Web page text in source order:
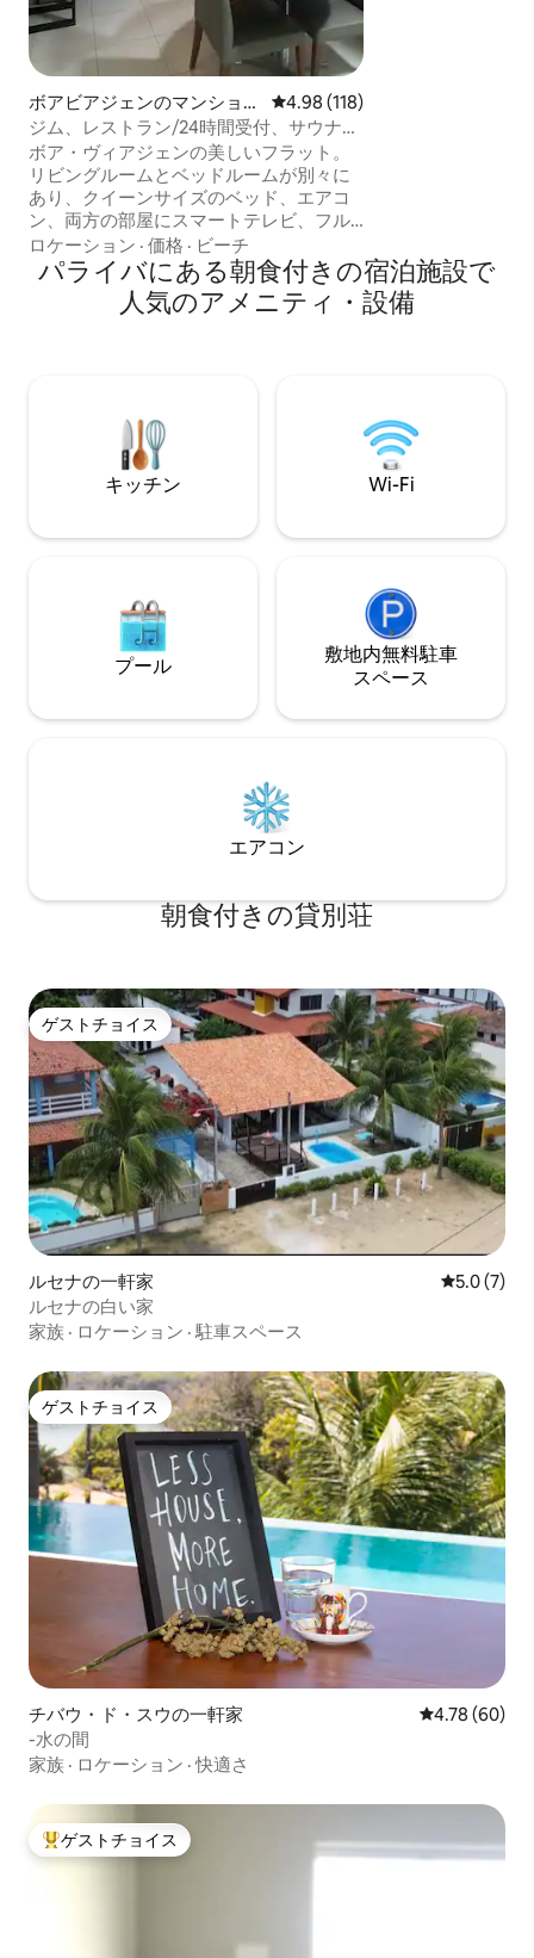
ボアビアジェンのマンショ
ン・アパート
レビュー118件、5つ星中4.98つ
4.98 (118)
ジム、レストラン/24時間受付、サウナ、
プール
ボア・ヴィアジェンの美しいフラット。
リビングルームとベッドルームが別々に
あり、クイーンサイズのベッド、エアコ
ン、両方の部屋にスマートテレビ、フル
キッチン、そして美しい景色を備えてい
ます。 24時間対応のフロント/ジム/レス
トラン、朝食（追加料金）、バー、プー
ル、サウナ、ランドリー、ビューティー
ョッピング、バー、レストラン、空港に
ライベートインターネット。
ロケーション · 価格 · ビーチ
パライバにある朝食付きの宿泊施設で
人気のアメニティ・設備
キッチン Wi-Fi
プール
敷地内無料駐⁠車
ス⁠ペ⁠ー⁠ス
エアコン
朝食付きの貸別荘
ゲストチョイス
ゲストチョイス
ルセナの一軒家 レビュー7
5.0 (7)
ルセナの白い家
家族 · ロケーション · 駐車スペース
ゲストチョイス
ゲストチョイス
チバウ・ド・スウの一軒家 レビュー60
4.78 (60)
-水の間
家族 · ロケーション ·快適さ
大好評のゲストチョイスです。
ゲストチョイス